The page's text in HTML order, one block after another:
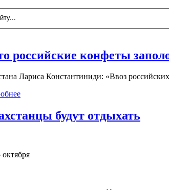
российские конфеты
Лариса Константиниди: «Ввоз
будут отдыхать